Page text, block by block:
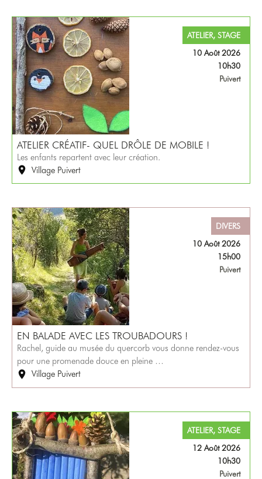
ATELIER, STAGE
10 Août 2026
10h30
Puivert
ATELIER CRÉATIF- QUEL DRÔLE DE MOBILE !
Les enfants repartent avec leur création.
Village Puivert
DIVERS
10 Août 2026
15h00
Puivert
EN BALADE AVEC LES TROUBADOURS !
Rachel, guide au musée du quercorb vous donne rendez-vous
pour une promenade douce en pleine …
Village Puivert
ATELIER, STAGE
12 Août 2026
10h30
Puivert